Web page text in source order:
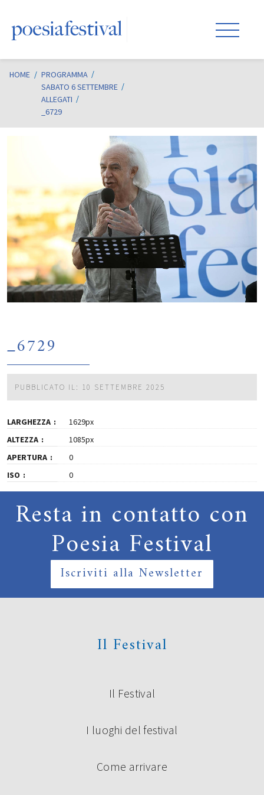
HOME / PROGRAMMA
SABATO 6 SETTEMBRE
ALLEGATI
_6729
_6729
PUBBLICATO IL: 10 SETTEMBRE 2025
LARGHEZZA
1629px
ALTEZZA
1085px
APERTURA
0
ISO
0
Resta in contatto con
Poesia Festival
Iscriviti alla Newsletter
Il Festival
Il Festival
I luoghi del festival
Come arrivare